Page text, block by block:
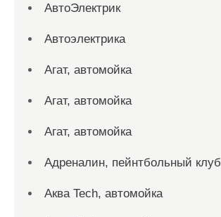
АвтоЭлектрик
Автоэлектрика
Агат, автомойка
Агат, автомойка
Агат, автомойка
Адреналин, пейнтбольный клуб
Аква Tech, автомойка